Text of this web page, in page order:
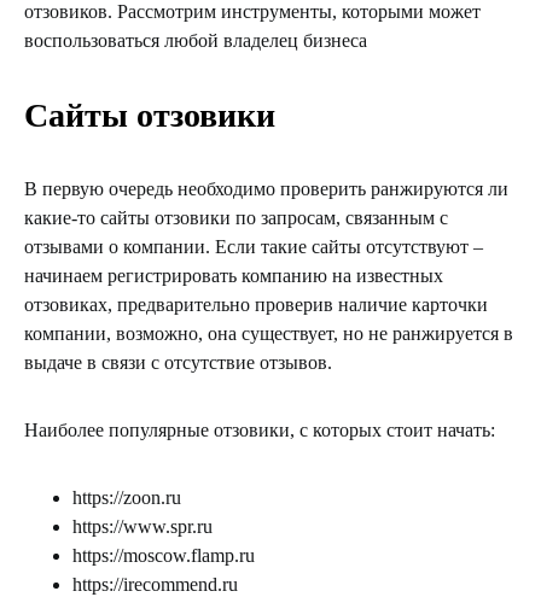
отзовиков. Рассмотрим инструменты, которыми может
воспользоваться любой владелец бизнеса
Сайты отзовики
В первую очередь необходимо проверить ранжируются ли
какие-то сайты отзовики по запросам, связанным с
отзывами о компании. Если такие сайты отсутствуют –
начинаем регистрировать компанию на известных
отзовиках, предварительно проверив наличие карточки
компании, возможно, она существует, но не ранжируется в
выдаче в связи с отсутствие отзывов.
Наиболее популярные отзовики, с которых стоит начать:
https://zoon.ru
https://www.spr.ru
https://moscow.flamp.ru
https://irecommend.ru